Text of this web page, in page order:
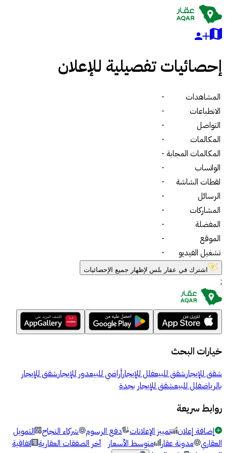
إحصائيات تفصيلية للإعلان
المشاهدات
-
الانطباعات
-
التواصل
-
المكالمات
-
المكالمات المجابة -
الواتساب
-
لقطات الشاشة
-
الرسائل
-
المشاركات
-
المفضلة
-
الموقع
-
تشغيل الفيديو
-
اشترك في عقار بلس لإظهار جميع الإحصائيات
;
خيارات البحث
شقق للإيجارشقق للبيعفلل للإيجارأراضي للبيعدور للإيجارشقق للإيجار
بالرياضفلل للبيعشقق للإيجار بجدة
روابط سريعة
إضافة إعلان تمييز الإعلانات دفع الرسوم شركاء النجاح
التمويل
العقاري
مدونة عقار متوسط الأسعار آخر الصفقات العقارية
اتفاقية